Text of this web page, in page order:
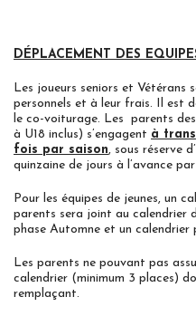
DÉPLACEMENT DES
Les joueurs seniors et Vétérans
personnels et à leur frais. Il est
le co-voiturage. Les parents
à U18 inclus) s’engagent à
fois par saison, sous réserve
quinzaine de jours à l’avance
Pour les équipes de jeunes, un
parents sera joint au calendrier
phase Automne et un calendrier
Les parents ne pouvant pas
calendrier (minimum 3 places)
remplaçant.